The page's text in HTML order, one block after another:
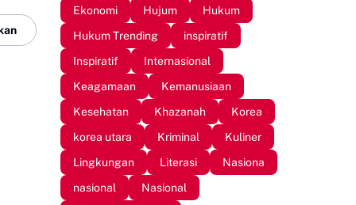
Ekonomi
Hujum
Hukum
Hukum Trending
inspiratif
Inspiratif
Internasional
Keagamaan
Kemanusiaan
Kesehatan
Khazanah
Korea
korea utara
Kriminal
Kuliner
Lingkungan
Literasi
Nasiona
nasional
Nasional